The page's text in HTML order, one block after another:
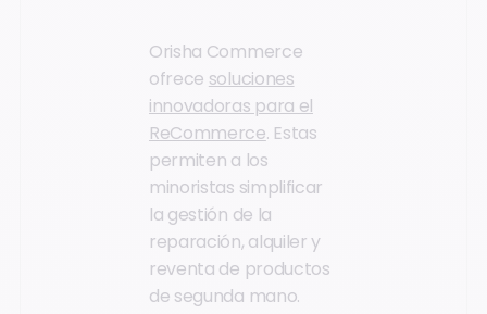
Orisha Commerce
ofrece soluciones
innovadoras para el
ReCommerce. Estas
permiten a los
minoristas simplificar
la gestión de la
reparación, alquiler y
reventa de productos
de segunda mano.